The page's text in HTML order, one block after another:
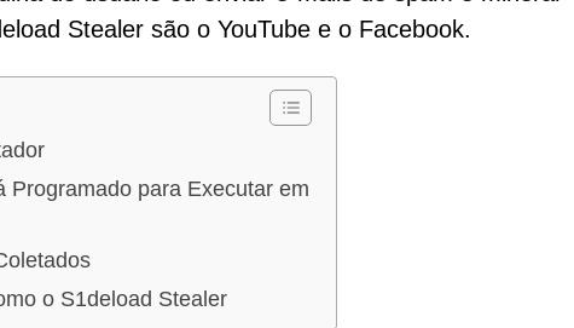
Stealer são o YouTube e o Facebook.
Programado para Executar em
o S1deload Stealer